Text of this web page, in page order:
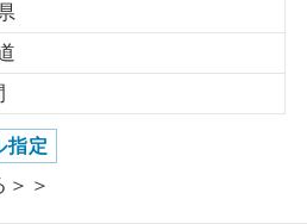
指定
＞
限定でご参加いただけるコースで
加にあたり年齢に制限があるコース
。
航空会社が指定なので、ご出発の計
とても便利です。